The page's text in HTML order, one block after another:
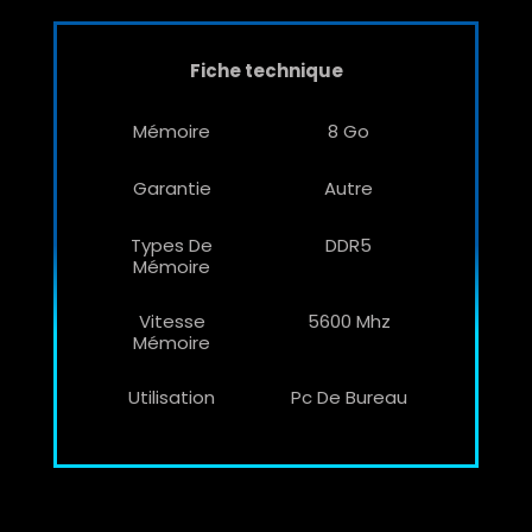
Fiche technique
Mémoire 8 Go
Garantie Autre
Types De
Mémoire
DDR5
Vitesse
Mémoire
5600 Mhz
Utilisation Pc De Bureau